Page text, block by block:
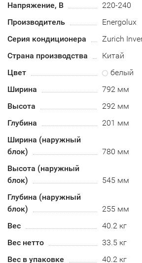
Напряжение, В
220-240
Производитель
Energolux
Серия кондиционера
Zurich
Страна производства
Китай
Цвет
белый
Ширина
792 мм
Высота
292 мм
Глубина
201 мм
Ширина (наружный
блок)
780 мм
Высота (наружный
блок)
545 мм
Глубина (наружный
блок)
255 мм
Вес
40.2 кг
Вес нетто
33.5 кг
Вес в упаковке
40.2 кг